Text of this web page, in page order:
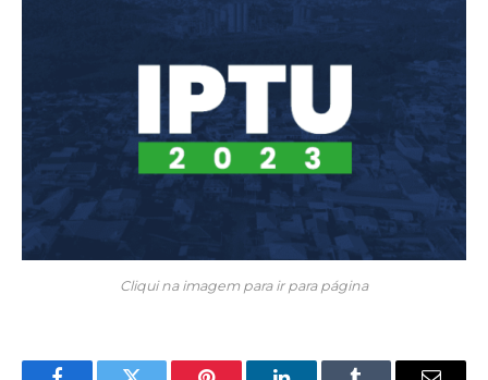
Cliqui na imagem para ir para página